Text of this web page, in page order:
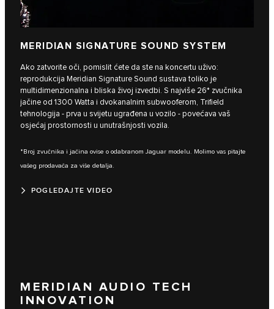
MERIDIAN SIGNATURE SOUND SYSTEM
Ako zatvorite oči, pomislit ćete da ste na koncertu uživo:
reprodukcija Meridian Signature Sound sustava toliko je
multidimenzionalna i bliska živoj izvedbi. S najviše 26* zvučnika
jačine od 1300 Watta i dvokanalnim subwooferom, Trifield
tehnologija - prva u svijetu ugrađena u vozilo - povećava vaš
osjećaj prostornosti u unutrašnjosti vozila.
*Broj zvučnika i jačina ovise o odabranom Jaguar modelu. Molimo vas pitajte
vašeg prodavača za više detalja.
POGLEDAJTE VIDEO
MERIDIAN AUDIO TECH
INNOVATION